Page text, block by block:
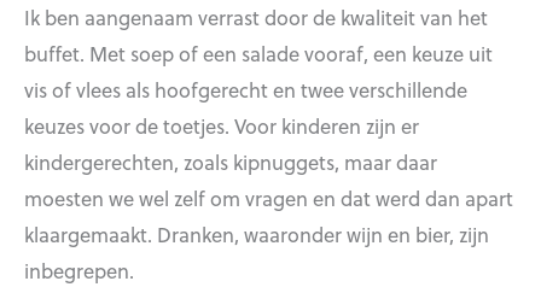
Ik ben aangenaam verrast door de kwaliteit van het
buffet. Met soep of een salade vooraf, een keuze uit
vis of vlees als hoofgerecht en twee verschillende
keuzes voor de toetjes. Voor kinderen zijn er
kindergerechten, zoals kipnuggets, maar daar
moesten we wel zelf om vragen en dat werd dan apart
klaargemaakt. Dranken, waaronder wijn en bier, zijn
inbegrepen.